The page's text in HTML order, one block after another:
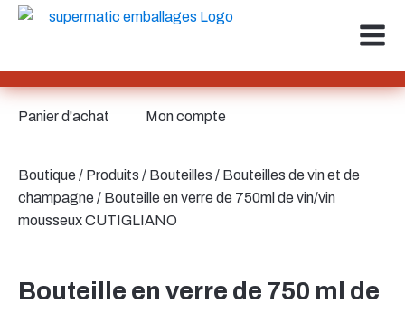
Boutique/ Produits / Bouteilles / Bouteilles de vin et de
champagne/ Bouteille en verre de 750ml de vin/vin
mousseux CUTIGLIANO
Panier d'achat Mon compte
Bouteille en verre de 750 ml de